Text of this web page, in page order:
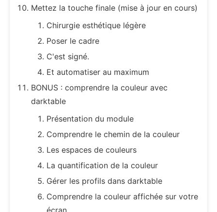
Mettez la touche finale (mise à jour en cours)
Chirurgie esthétique légère
Poser le cadre
C'est signé.
Et automatiser au maximum
BONUS : comprendre la couleur avec
darktable
Présentation du module
Comprendre le chemin de la couleur
Les espaces de couleurs
La quantification de la couleur
Gérer les profils dans darktable
Comprendre la couleur affichée sur votre
écran